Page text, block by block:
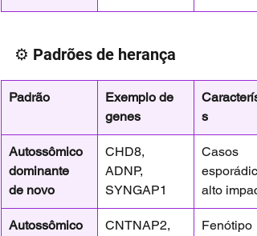
⚙️ Padrões de herança
Padrão
Exemplo de
genes
s
Autossômico
dominante
de novo
CHD8,
ADNP,
SYNGAP1
Casos
alto
Autossômico
CNTNAP2,
Fenótipo